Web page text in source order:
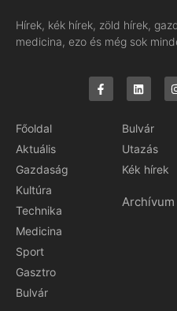
Hírek, kék hírek, zöld hírek,
medicina, ezo és még sok
Főoldal
Aktuális
Gazdaság
Kultúra
Technika
Medicina
Sport
Gasztro
Bulvár
Bulvár
Utazás
Kék hírek
Archívum